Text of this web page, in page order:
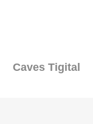
Caves Tigital